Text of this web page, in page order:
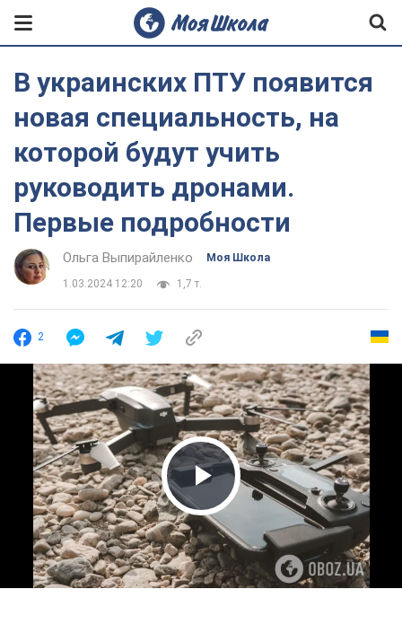
В украинских ПТУ появится
новая специальность, на
которой будут учить
руководить дронами.
Первые подробности
Ольга Выпирайленко Моя Школа
1.03.2024 12:20 1,7 т.
2
Play Video